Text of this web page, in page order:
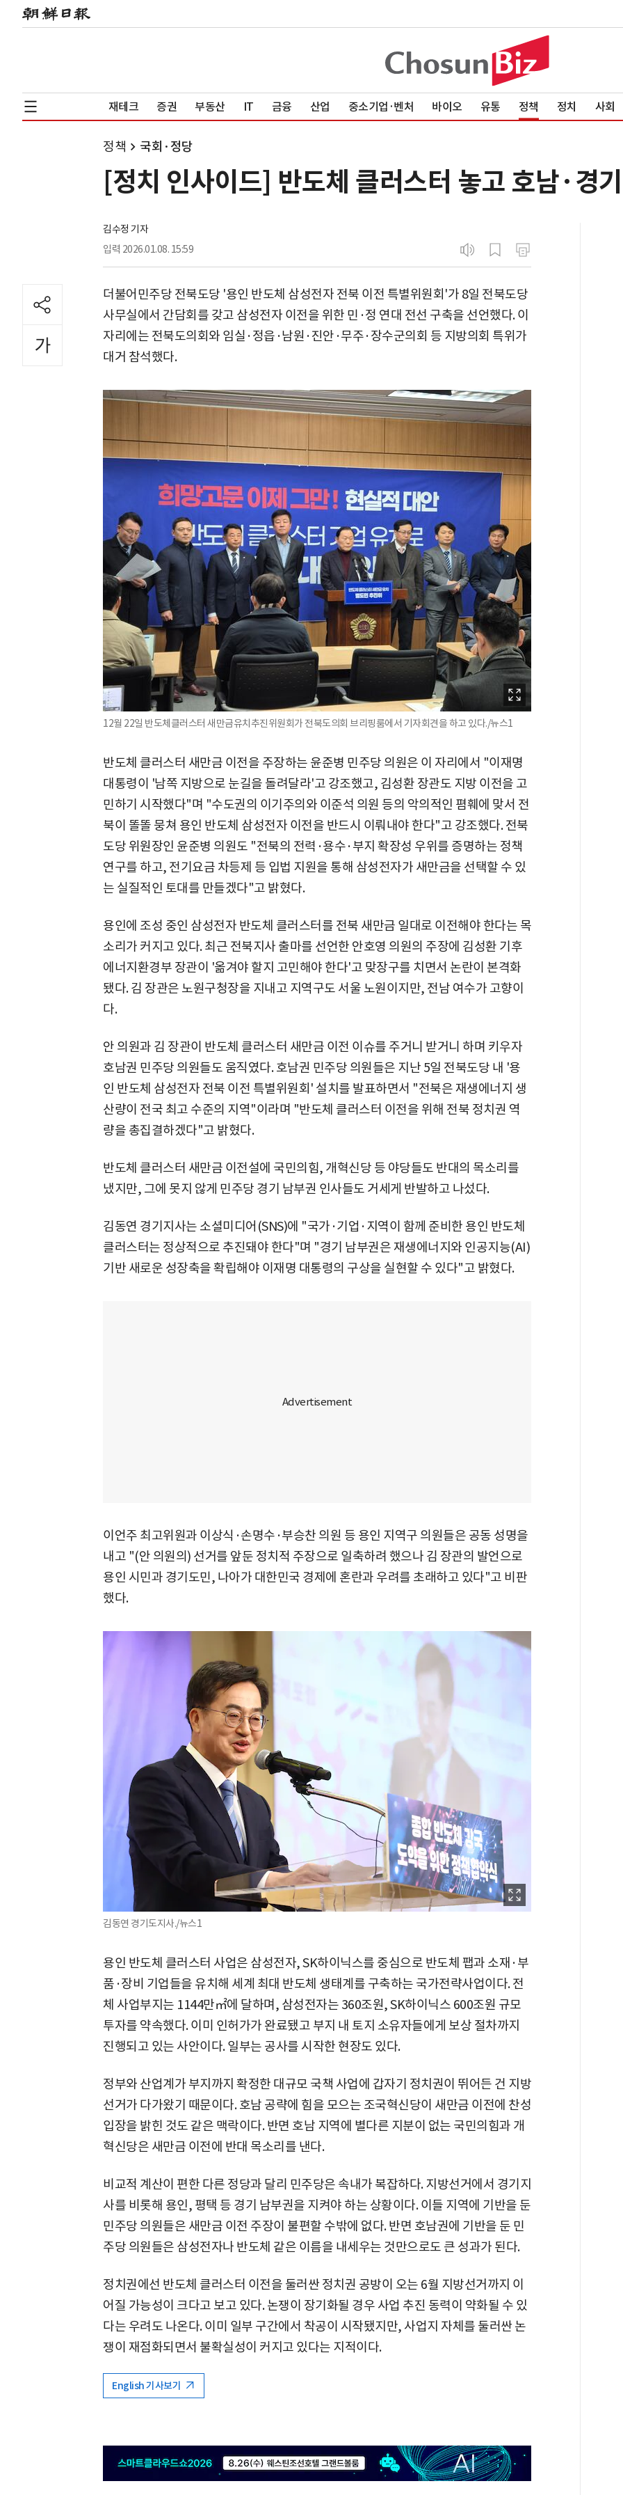
재테크 증권 부동산 IT 금융 산업 중소기업·벤처 바이오 유통 정책 정치 사회
정책 국회·정당
[정치 인사이드] 반도체 클러스터 놓고 호남·경
김수정 기자
입력 2026.01.08. 15:59
더불어민주당 전북도당 '용인 반도체 삼성전자 전북 이전 특별위원회'가 8일 전북도당
사무실에서 간담회를 갖고 삼성전자 이전을 위한 민·정 연대 전선 구축을 선언했다. 이
자리에는 전북도의회와 임실·정읍·남원·진안·무주·장수군의회 등 지방의회 특위가
대거 참석했다.
12월 22일 반도체클러스터 새만금유치추진위원회가 전북도의회 브리핑룸에서 기자회견을 하고 있다./뉴스1
반도체 클러스터 새만금 이전을 주장하는 윤준병 민주당 의원은 이 자리에서 "이재명
대통령이 '남쪽 지방으로 눈길을 돌려달라'고 강조했고, 김성환 장관도 지방 이전을 고
민하기 시작했다"며 "수도권의 이기주의와 이준석 의원 등의 악의적인 폄훼에 맞서 전
북이 똘똘 뭉쳐 용인 반도체 삼성전자 이전을 반드시 이뤄내야 한다"고 강조했다. 전북
도당 위원장인 윤준병 의원도 "전북의 전력·용수·부지 확장성 우위를 증명하는 정책
연구를 하고, 전기요금 차등제 등 입법 지원을 통해 삼성전자가 새만금을 선택할 수 있
는 실질적인 토대를 만들겠다"고 밝혔다.
용인에 조성 중인 삼성전자 반도체 클러스터를 전북 새만금 일대로 이전해야 한다는 목
소리가 커지고 있다. 최근 전북지사 출마를 선언한 안호영 의원의 주장에 김성환 기후
에너지환경부 장관이 '옮겨야 할지 고민해야 한다'고 맞장구를 치면서 논란이 본격화
됐다. 김 장관은 노원구청장을 지내고 지역구도 서울 노원이지만, 전남 여수가 고향이
다.
안 의원과 김 장관이 반도체 클러스터 새만금 이전 이슈를 주거니 받거니 하며 키우자
호남권 민주당 의원들도 움직였다. 호남권 민주당 의원들은 지난 5일 전북도당 내 '용
인 반도체 삼성전자 전북 이전 특별위원회' 설치를 발표하면서 "전북은 재생에너지 생
산량이 전국 최고 수준의 지역"이라며 "반도체 클러스터 이전을 위해 전북 정치권 역
량을 총집결하겠다"고 밝혔다.
반도체 클러스터 새만금 이전설에 국민의힘, 개혁신당 등 야당들도 반대의 목소리를
냈지만, 그에 못지 않게 민주당 경기 남부권 인사들도 거세게 반발하고 나섰다.
김동연 경기지사는 소셜미디어(SNS)에 "국가·기업·지역이 함께 준비한 용인 반도체
클러스터는 정상적으로 추진돼야 한다"며 "경기 남부권은 재생에너지와 인공지능(AI)
기반 새로운 성장축을 확립해야 이재명 대통령의 구상을 실현할 수 있다"고 밝혔다.
이언주 최고위원과 이상식·손명수·부승찬 의원 등 용인 지역구 의원들은 공동 성명을
내고 "(안 의원의) 선거를 앞둔 정치적 주장으로 일축하려 했으나 김 장관의 발언으로
용인 시민과 경기도민, 나아가 대한민국 경제에 혼란과 우려를 초래하고 있다"고 비판
했다.
김동연 경기도지사./뉴스1
용인 반도체 클러스터 사업은 삼성전자, SK하이닉스를 중심으로 반도체 팹과 소재·부
품·장비 기업들을 유치해 세계 최대 반도체 생태계를 구축하는 국가전략사업이다. 전
체 사업부지는 1144만㎡에 달하며, 삼성전자는 360조원, SK하이닉스 600조원 규모
투자를 약속했다. 이미 인허가가 완료됐고 부지 내 토지 소유자들에게 보상 절차까지
진행되고 있는 사안이다. 일부는 공사를 시작한 현장도 있다.
정부와 산업계가 부지까지 확정한 대규모 국책 사업에 갑자기 정치권이 뛰어든 건 지방
선거가 다가왔기 때문이다. 호남 공략에 힘을 모으는 조국혁신당이 새만금 이전에 찬성
입장을 밝힌 것도 같은 맥락이다. 반면 호남 지역에 별다른 지분이 없는 국민의힘과 개
혁신당은 새만금 이전에 반대 목소리를 낸다.
비교적 계산이 편한 다른 정당과 달리 민주당은 속내가 복잡하다. 지방선거에서 경기지
사를 비롯해 용인, 평택 등 경기 남부권을 지켜야 하는 상황이다. 이들 지역에 기반을 둔
민주당 의원들은 새만금 이전 주장이 불편할 수밖에 없다. 반면 호남권에 기반을 둔 민
주당 의원들은 삼성전자나 반도체 같은 이름을 내세우는 것만으로도 큰 성과가 된다.
정치권에선 반도체 클러스터 이전을 둘러싼 정치권 공방이 오는 6월 지방선거까지 이
어질 가능성이 크다고 보고 있다. 논쟁이 장기화될 경우 사업 추진 동력이 약화될 수 있
다는 우려도 나온다. 이미 일부 구간에서 착공이 시작됐지만, 사업지 자체를 둘러싼 논
쟁이 재점화되면서 불확실성이 커지고 있다는 지적이다.
English 기사보기